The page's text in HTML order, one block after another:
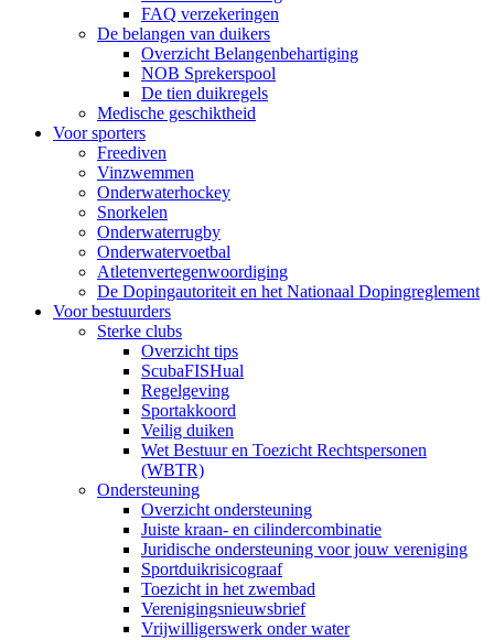
FAQ verzekeringen
De belangen van duikers
Overzicht Belangenbehartiging
NOB Sprekerspool
De tien duikregels
Medische geschiktheid
Voor sporters
Freediven
Vinzwemmen
Onderwaterhockey
Snorkelen
Onderwaterrugby
Onderwatervoetbal
Atletenvertegenwoordiging
De Dopingautoriteit en het Nationaal Dopingreglement
Voor bestuurders
Sterke clubs
Overzicht tips
ScubaFISHual
Regelgeving
Sportakkoord
Veilig duiken
Wet Bestuur en Toezicht Rechtspersonen
(WBTR)
Ondersteuning
Overzicht ondersteuning
Juiste kraan- en cilindercombinatie
Juridische ondersteuning voor jouw vereniging
Sportduikrisicograaf
Toezicht in het zwembad
Verenigingsnieuwsbrief
Vrijwilligerswerk onder water